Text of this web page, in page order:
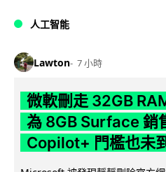
人工智能
Lawton 7 小時
微軟刪走 32GB
為 8GB Surface 銷
Copilot+ 門檻也未